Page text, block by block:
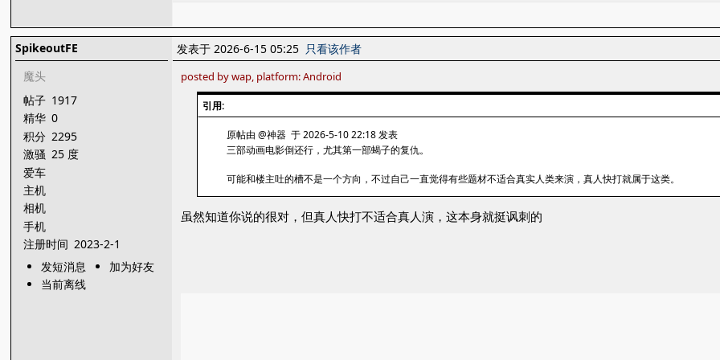
SpikeoutFE
魔头
帖子 1917
精华 0
积分 2295
激骚 25 度
爱车
主机
相机
手机
注册时间 2023-2-1
发短消息
加为好友
当前离线
发表于 2026-6-15 05:25 只看该作者
posted by wap, platform: Android
引用:
原帖由 @神器 于 2026-5-10 22:18 发表
三部动画电影倒还行，尤其第一部蝎子的复仇。
可能和楼主吐的槽不是一个方向，不过自己一直觉得有些题材不适合真实人类来演，真人快打就属于这类。
虽然知道你说的很对，但真人快打不适合真人演，这本身就挺讽刺的